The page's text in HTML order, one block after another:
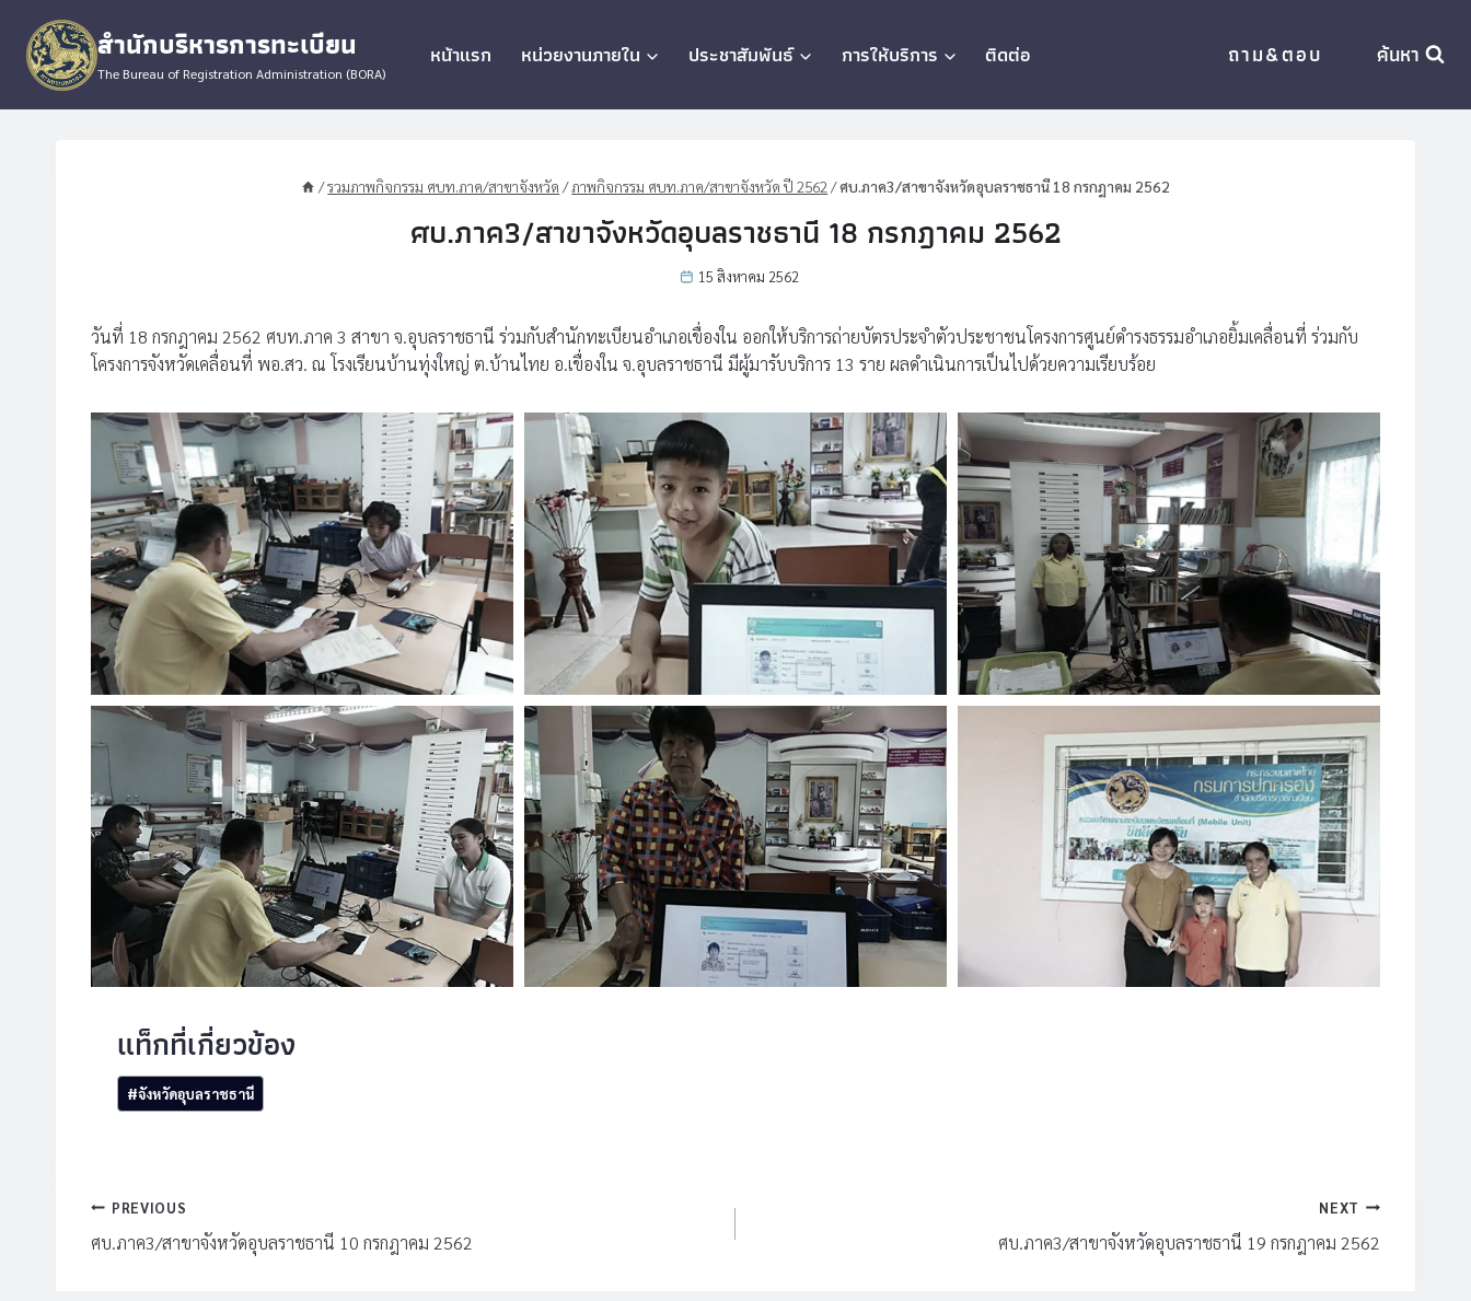
content
สำนักบริหารการทะเบียน
The Bureau of Registration Administration (BORA)
หน้าแรก หน่วยงานภายใน ประชาสัมพันธ์ การให้บริการ ติดต่อ ถาม&ตอบ ค้นหา
/รวมภาพกิจกรรม ศบท.ภาค/สาขาจังหวัด /ภาพกิจกรรม ศบท.ภาค/สาขาจังหวัด ปี 2562 /ศบ.ภาค3/สาขาจังหวัดอุบลราชธานี 18 กรกฎาคม 2562
ศบ.ภาค3/สาขาจังหวัดอุบลราชธานี 18 กรกฎาคม 2562
15 สิงหาคม 2562
วันที่ 18 กรกฎาคม 2562 ศบท.ภาค 3 สาขา จ.อุบลราชธานี ร่วมกับสำนักทะเบียนอำเภอเขื่องใน ออกให้บริการถ่ายบัตรประจำตัวประชาชนโครงการศูนย์ดำรงธรรมอำเภอยิ้มเคลื่อนที่ ร่วมกับ
โครงการจังหวัดเคลื่อนที่ พอ.สว. ณ โรงเรียนบ้านทุ่งใหญ่ ต.บ้านไทย อ.เขื่องใน จ.อุบลราชธานี มีผู้มารับบริการ 13 ราย ผลดำเนินการเป็นไปด้วยความเรียบร้อย
Post
Tags:
#จังหวัดอุบลราชธานี
แนะแนว
เรื่อง
PREVIOUS
ศบ.ภาค3/สาขาจังหวัดอุบลราชธานี 10 กรกฎาคม 2562
NEXT
ศบ.ภาค3/สาขาจังหวัดอุบลราชธานี 19 กรกฎาคม 2562